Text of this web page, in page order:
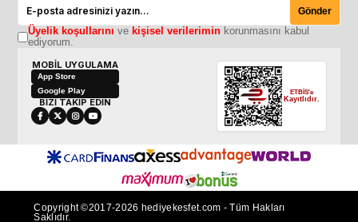
Gönder
Üyelik koşullarını ve kişisel verileriminkorunmasını kabul
ediyorum.
MOBİL UYGULAMA
App Store
Google Play
BİZİ TAKİP EDİN
ETBİS'e
Kayıtlıdır.
Copyright ©2017-2026 hediyekesfet.com - Tüm Hakları
Saklıdır.